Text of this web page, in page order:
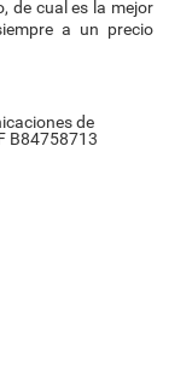
de cual es la mejor
a un precio
de
B84758713